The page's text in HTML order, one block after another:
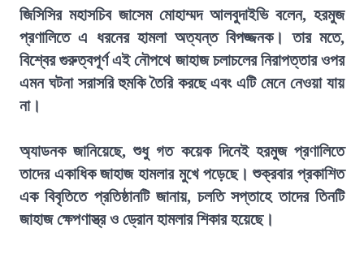
জিসিসির মহাসচিব জাসেম মোহাম্মদ আলবুদাইভি বলেন, হরমুজ
প্রণালিতে এ ধরনের হামলা অত্যন্ত বিপজ্জনক। তার মতে,
বিশ্বের গুরুত্বপূর্ণ এই নৌপথে জাহাজ চলাচলের নিরাপত্তার ওপর
এমন ঘটনা সরাসরি হুমকি তৈরি করছে এবং এটি মেনে নেওয়া যায়
না।
অ্যাডনক জানিয়েছে, শুধু গত কয়েক দিনেই হরমুজ প্রণালিতে
তাদের একাধিক জাহাজ হামলার মুখে পড়েছে। শুক্রবার প্রকাশিত
এক বিবৃতিতে প্রতিষ্ঠানটি জানায়, চলতি সপ্তাহে তাদের তিনটি
জাহাজ ক্ষেপণাস্ত্র ও ড্রোন হামলার শিকার হয়েছে।